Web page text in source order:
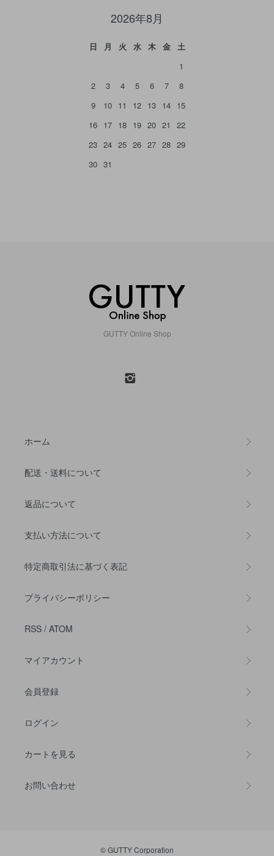
2026年8月
日 月 火 水 木 金
土
1
2
3 4 5 6 7
8
9
10 11 12 13 14 15
16 17 18 19 20 21
22
23 24 25 26 27 28 29
30 31
GUTTY Online Shop
ホーム
配送・送料について
返品について
支払い方法について
特定商取引法に基づく表記
プライバシーポリシー
RSS / ATOM
マイアカウント
会員登録
ログイン
カートを見る
お問い合わせ
© GUTTY Corporation